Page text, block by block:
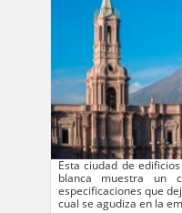
Esta ciudad de
blanca muestra un
especificaciones que
cual se agudiza en la